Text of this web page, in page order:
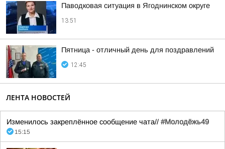
Паводковая ситуация в Ягоднинском округе
13:51
Пятница - отличный день для поздравлений
12:45
ЛЕНТА НОВОСТЕЙ
Изменилось закреплённое сообщение чата// #Молодёжь49
15:15